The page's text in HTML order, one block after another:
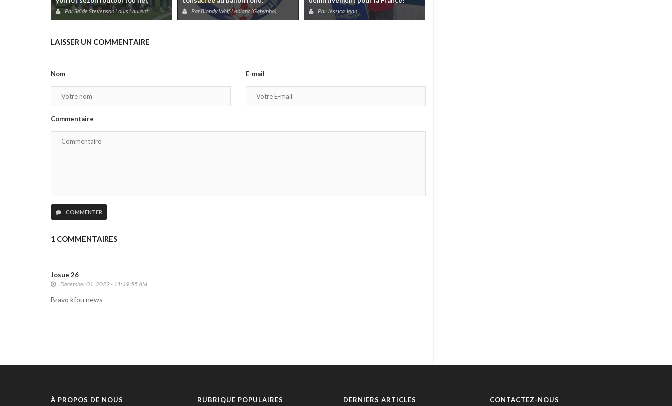
douzyèm nan.
Par Seïde Stevenson Louis Laurent Par Blondy Wolf Leblanc (Gabynho) Par Jessica Jean
LAISSER UN COMMENTAIRE
Nom E-mail
Commentaire
COMMENTER
1 COMMENTAIRES
Josue 26
December 01, 2022 - 11:49:55 AM
Bravo kfou news
À PROPOS DE NOUS RUBRIQUE POPULAIRES DERNIERS ARTICLES CONTACTEZ-NOUS